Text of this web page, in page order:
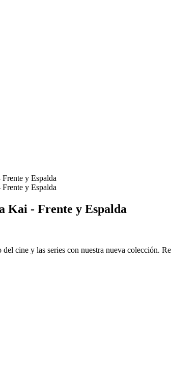
Kai - Frente y Espalda
del cine y las series con nuestra nueva colección.